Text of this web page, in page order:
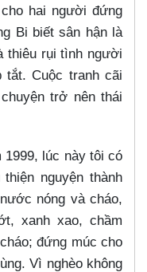
hai người đứng
Bi biết sân hận là
thiêu rụi tình người
Cuộc tranh cãi
trở nên thái
1999, lúc này tôi có
nguyện thành
nóng và cháo,
xanh xao, chầm
đứng múc cho
Vì nghèo không